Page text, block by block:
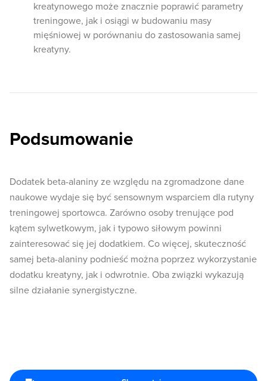
kreatynowego może znacznie poprawić parametry
treningowe, jak i osiągi w budowaniu masy
mięśniowej w porównaniu do zastosowania samej
kreatyny.
Podsumowanie
Dodatek beta-alaniny ze względu na zgromadzone dane
naukowe wydaje się być sensownym wsparciem dla rutyny
treningowej sportowca. Zarówno osoby trenujące pod
kątem sylwetkowym, jak i typowo siłowym powinni
zainteresować się jej dodatkiem. Co więcej, skuteczność
samej beta-alaniny podnieść można poprzez wykorzystanie
dodatku kreatyny, jak i odwrotnie. Oba związki wykazują
silne działanie synergistyczne.